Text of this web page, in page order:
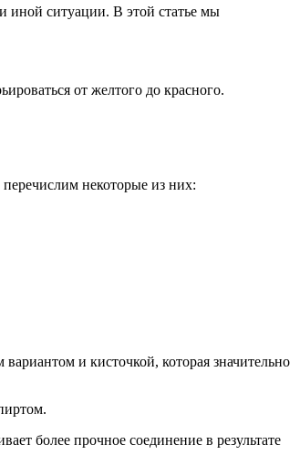
иной ситуации. В этой статье мы
от желтого до красного.
некоторые из них:
и кисточкой, которая значительно
более прочное соединение в результате